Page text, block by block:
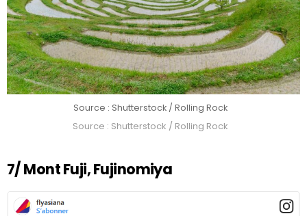
Source : Shutterstock / Rolling Rock
Source : Shutterstock / Rolling Rock
7/ Mont Fuji, Fujinomiya